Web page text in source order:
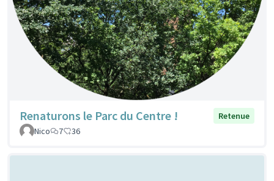
Renaturons le Parc du Centre !
Retenue
Nico
7 36